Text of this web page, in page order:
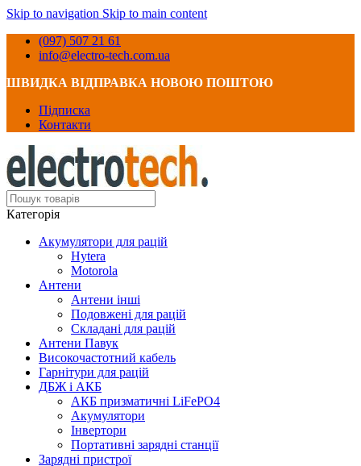
Skip to navigation Skip to main content
(097) 507 21 61
info@electro-tech.com.ua
ШВИДКА ВІДПРАВКА НОВОЮ ПОШТОЮ
Підписка
Контакти
Категорія
Акумулятори для рацій
Hytera
Motorola
Антени
Антени інші
Подовжені для рацій
Складані для рацій
Антени Павук
Високочастотний кабель
Гарнітури для рацій
ДБЖ і АКБ
АКБ призматичні LiFePO4
Акумулятори
Інвертори
Портативні зарядні станції
Зарядні пристрої